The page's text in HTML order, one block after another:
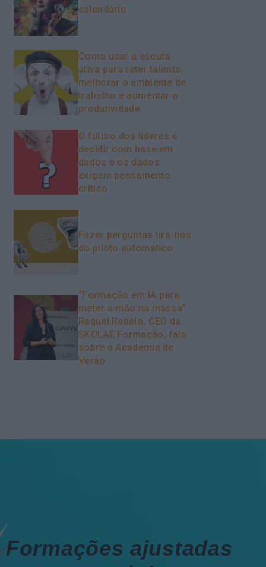
calendário
Como usar a escuta
ativa para reter talento,
melhorar o ambiente de
trabalho e aumentar a
produtividade
O futuro dos líderes é
decidir com base em
dados e os dados
exigem pensamento
crítico
Fazer perguntas tira-nos
do piloto automático
“Formação em IA para
meter a mão na massa”
Raquel Rebelo, CEO da
SKOLAE Formação, fala
sobre a Academia de
Verão
Formações ajustadas